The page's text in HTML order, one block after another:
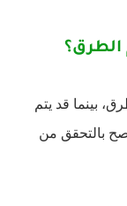
بينما قد يتم
بالتحقق من